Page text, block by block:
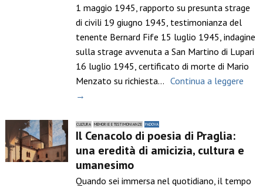
1 maggio 1945, rapporto su presunta strage
di civili 19 giugno 1945, testimonianza del
tenente Bernard Fife 15 luglio 1945, indagine
sulla strage avvenuta a San Martino di Lupari
16 luglio 1945, certificato di morte di Mario
Menzato su richiesta… Continua a leggere
→
CULTURA MEMORIE E TESTIMONIANZE PADOVA
Il Cenacolo di poesia di Praglia:
una eredità di amicizia, cultura e
umanesimo
Quando sei immersa nel quotidiano, il tempo